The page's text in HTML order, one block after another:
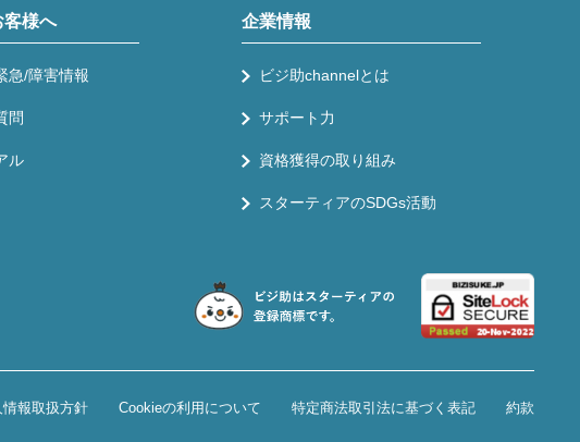
客様へ
急/障害情報
問
ル
企業情報
ビジ助channelとは
サポート力
資格獲得の取り組み
スターティアのSDGs活動
報取扱方針 Cookieの利用について 特定商法取引法に基づく表記 約款